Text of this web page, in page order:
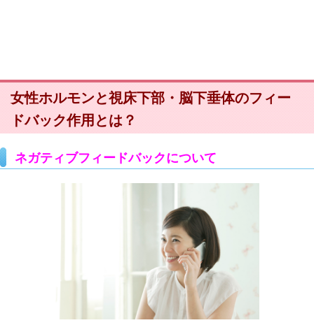
女性ホルモンと視床下部・脳下垂体のフィー
ドバック作用とは？
ネガティブフィードバックについて